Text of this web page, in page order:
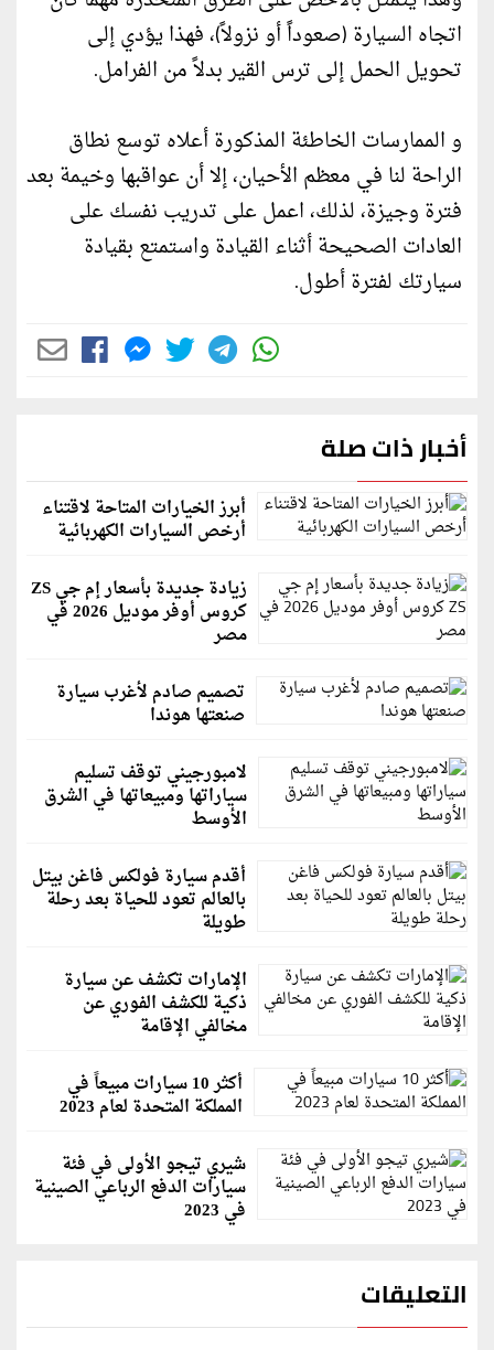
اتجاه السيارة (صعوداً أو نزولاً)، فهذا يؤدي إلى
تحويل الحمل إلى ترس القير بدلاً من الفرامل.
و الممارسات الخاطئة المذكورة أعلاه توسع نطاق
الراحة لنا في معظم الأحيان، إلا أن عواقبها وخيمة بعد
فترة وجيزة، لذلك، اعمل على تدريب نفسك على
العادات الصحيحة أثناء القيادة واستمتع بقيادة
سيارتك لفترة أطول.
أخبار ذات صلة
أبرز الخيارات المتاحة لاقتناء
أرخص السيارات الكهربائية
زيادة جديدة بأسعار إم جي ZS
كروس أوفر موديل 2026 في
مصر
تصميم صادم لأغرب سيارة
صنعتها هوندا
لامبورجيني توقف تسليم
سياراتها ومبيعاتها في الشرق
الأوسط
أقدم سيارة فولكس فاغن بيتل
بالعالم تعود للحياة بعد رحلة
طويلة
الإمارات تكشف عن سيارة
ذكية للكشف الفوري عن
مخالفي الإقامة
أكثر 10 سيارات مبيعاً في
المملكة المتحدة لعام 2023
شيري تيجو الأولى في فئة
سيارات الدفع الرباعي الصينية
في 2023
التعليقات